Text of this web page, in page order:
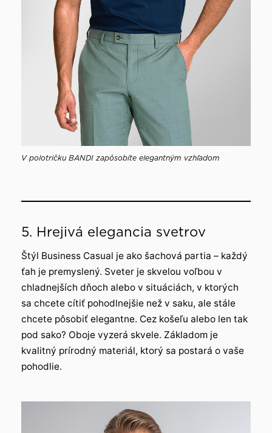
V polotričku BANDI zapôsobíte elegantným vzhľadom
5. Hrejivá elegancia svetrov
Štýl Business Casual je ako šachová partia – každý
ťah je premyslený. Sveter je skvelou voľbou v
chladnejších dňoch alebo v situáciách, v ktorých
sa chcete cítiť pohodlnejšie než v saku, ale stále
chcete pôsobiť elegantne. Cez košeľu alebo len tak
pod sako? Oboje vyzerá skvele. Základom je
kvalitný prírodný materiál, ktorý sa postará o vaše
pohodlie.